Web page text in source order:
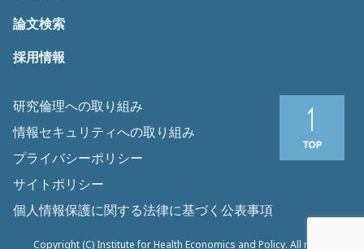
論文検索
採用情報
研究倫理への取り組み
情報セキュリティへの取り組み
プライバシーポリシー
サイトポリシー
個人情報保護に関する法律に基づく公表事項
Copyright (C) Institute for Health Economics and Policy. All rights